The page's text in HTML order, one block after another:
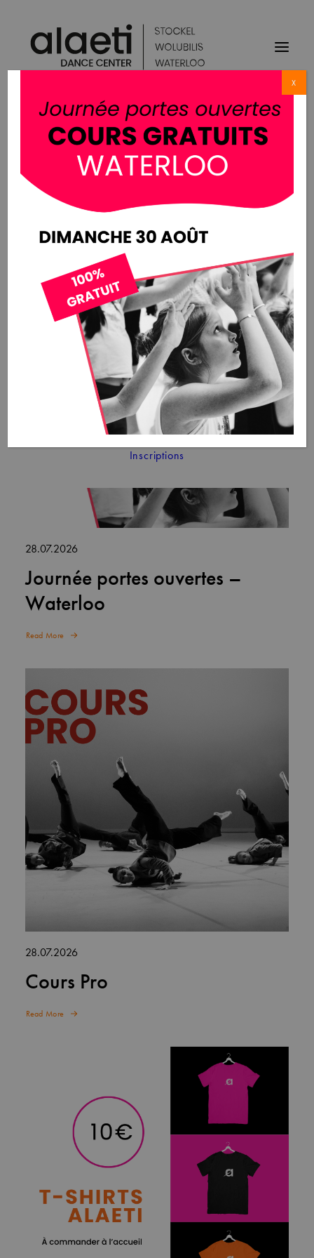
L’école
Notre équipe
Nos écoles à Bruxelles
Alaeti Wolubilis
Alaeti Stockel
Notre école à Waterloo
Parcours Scène – 2026/2027
Parcours Pro – 2026/2027
Espace d’Entraînement Libre
Alaeti Académie
Liste d’attente
Shows
Stages
Nos stages à Bruxelles
Nos stages à Waterloo
Cours d’été – Adultes – Open Level
Actualité
News
Blog
Calendrier
Inscriptions
Restez au courant avec nos
News
28.07.2026
Journée portes ouvertes –
Waterloo
Read More
28.07.2026
Cours Pro
Read More
X